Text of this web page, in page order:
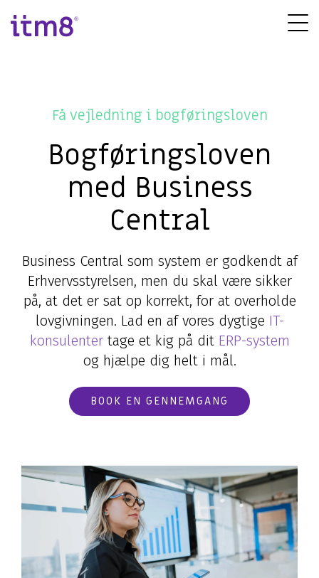
direkte
Få vejledning i bogføringsloven
Bogføringsloven
med Business
Central
Business Central som system er godkendt af
Erhvervsstyrelsen, men du skal være sikker
på, at det er sat op korrekt, for at overholde
lovgivningen. Lad en af vores dygtige IT-
konsulentertage et kig på dit ERP-system
og hjælpe dig helt i mål.
BOOK EN GENNEMGANG